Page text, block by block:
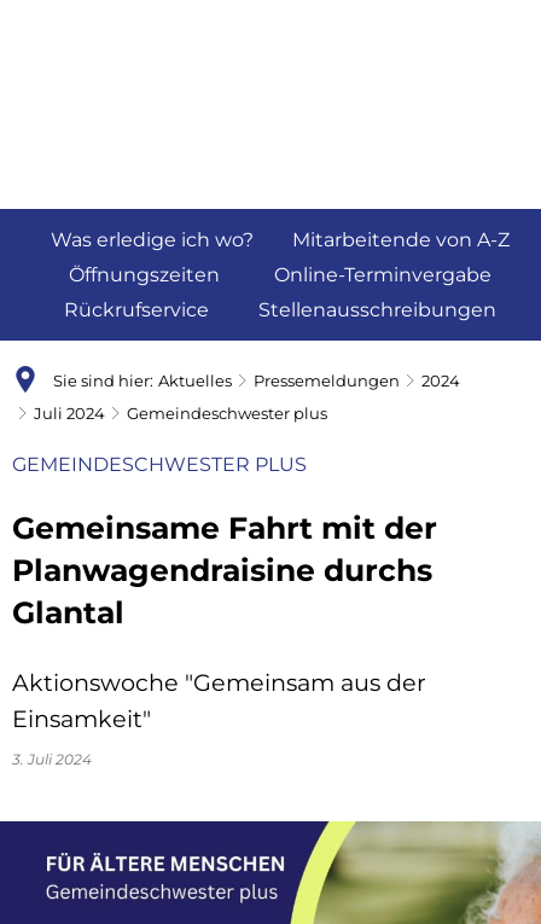
Was erledige ich wo?
Mitarbeitende von A-Z
Öffnungszeiten
Online-Terminvergabe
Rückrufservice
Stellenausschreibungen
Sie sind hier: Aktuelles Pressemeldungen
2024
Juli 2024
Gemeindeschwester plus
GEMEINDESCHWESTER PLUS
Gemeinsame Fahrt mit der
Planwagendraisine durchs
Glantal
Aktionswoche "Gemeinsam aus der
Einsamkeit"
3. Juli 2024